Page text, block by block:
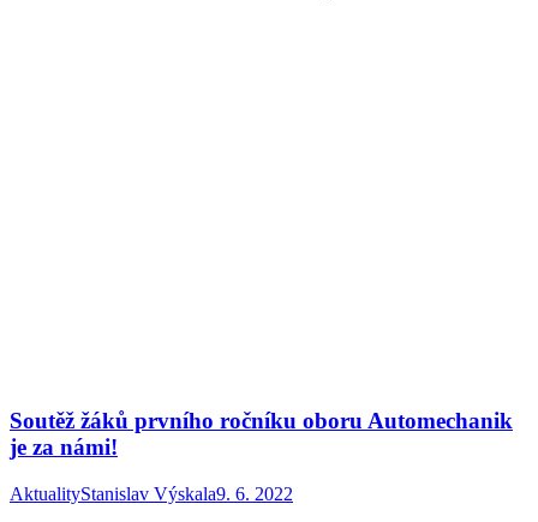
Soutěž žáků prvního ročníku oboru Automechanik
je za námi!
AktualityStanislav Výskala9. 6. 2022